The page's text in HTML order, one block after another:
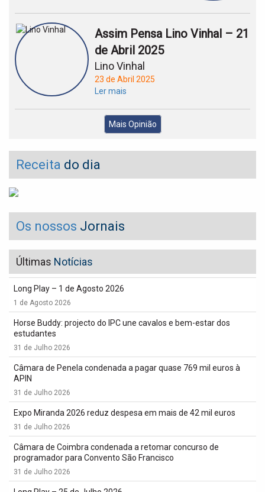
Assim Pensa Lino Vinhal – 21
de Abril 2025
Lino Vinhal
23 de Abril 2025
Ler mais
Mais Opinião
Receita do dia
Os nossos Jornais
Últimas Notícias
Long Play – 1 de Agosto 2026
1 de Agosto 2026
Horse Buddy: projecto do IPC une cavalos e bem-estar dos
estudantes
31 de Julho 2026
Câmara de Penela condenada a pagar quase 769 mil euros à
APIN
31 de Julho 2026
Expo Miranda 2026 reduz despesa em mais de 42 mil euros
31 de Julho 2026
Câmara de Coimbra condenada a retomar concurso de
programador para Convento São Francisco
31 de Julho 2026